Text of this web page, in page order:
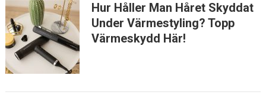
Hur Håller Man Håret Skyddat
Under Värmestyling? Topp
Värmeskydd Här!